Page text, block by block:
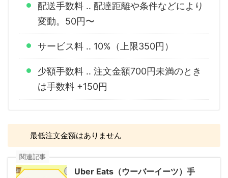
配送手数料 ‥ 配達距離や条件などにより
変動。50円〜
サービス料 ‥ 10%（上限350円）
少額手数料 ‥ 注文金額700円未満のとき
は手数料 +150円
最低注文金額はありません
関連記事
Uber Eats（ウーバーイーツ）手